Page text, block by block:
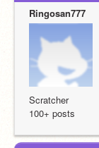
Ringosan777
Scratcher
100+ posts